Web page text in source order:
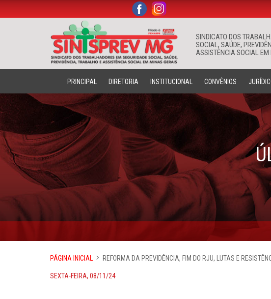
SINDICATO DOS
SOCIAL, SAÚDE,
ASSISTÊNCIA SOCIAL EM
. .
PRINCIPAL DIRETORIA INSTITUCIONAL CONVÊNIOS
PÁGINA INICIAL REFORMA DA PREVIDÊNCIA, FIM DO RJU, LUTAS E
SEXTA-FEIRA, 08/11/24